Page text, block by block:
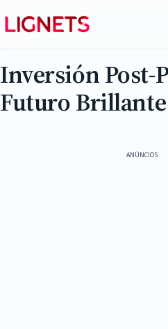
Inversión Post-
Futuro Brillante
ANÚNCIOS